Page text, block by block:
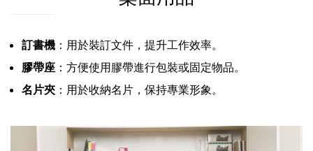
訂書機 ：用於裝訂文件，提升工作效率。
膠帶座 ：方便使用膠帶進行包裝或固定物品。
名片夾 ：用於收納名片，保持專業形象。